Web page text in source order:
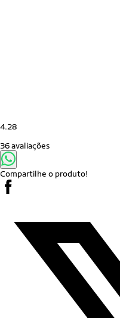
4.28
36 avaliações
Compartilhe o produto!